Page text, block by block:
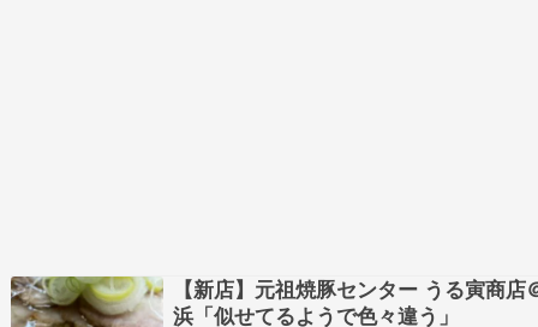
【新店】元祖焼豚センター うる寅商店
浜「似せてるようで色々違う」